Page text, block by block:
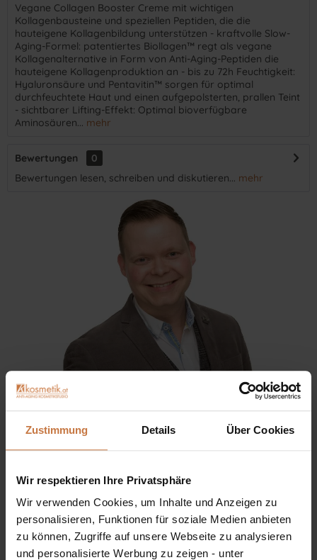
Zustimmung Details Über Cookies
Wir respektieren Ihre Privatsphäre
Wir verwenden Cookies, um Inhalte und Anzeigen zu
personalisieren, Funktionen für soziale Medien anbieten
zu können, Zugriffe auf unsere Webseite zu analysieren
und personalisierte Werbung zu zeigen - unter
Vegane Collagen Booster Creme mit wichtigen
Kollagenbausteine und speziellen Peptiden, die die
hauteigene Kollagenbildung unterstützen - kraftvolle Slow-
Aging-Formel: patentiertes Biollagen™ regt als vegane
Kollagenalternative in Form von Anti-Aging-Peptiden die
hauteigene Kollagenproduktion an - bis zu 72h Feuchtigkeit:
Hyaluronsäure und Pentavitin™ sorgen für optimal
durchfeuchtete Haut und einen aufgepolsterten, prallen Teint
- sichtbarer Lifting-Effekt: Optimal bioverfügbare
Aminosäuren... mehr
Bewertungen
0
Bewertungen lesen, schreiben und diskutieren... mehr
Sie haben eine Frage? Sie wünschen sich eine
Produktberatung oder wollen nur wissen, wie man das
+43 (0)699 17 310 310